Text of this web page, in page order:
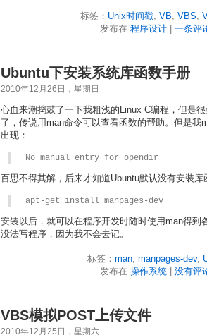
标签： Unix时间戳, VB, VBS,
发布在 程序设计| 一条评
Ubuntu下安装系统库函数手册
2010年12月26日，星期日
心血来潮捣鼓了一下我粗浅的Linux C编程，但是
了，传说用man命令可以查看函数的帮助。但是我
出现：
No manual entry for opendir
百思不得其解，后来才知道Ubuntu默认没有安装
apt-get install manpages-dev
安装以后，就可以在程序开发时随时使用man得到
没法写程序，因为我不会去记。
标签： man, manpages-dev,
发布在 操作系统| 没有评
VBS模拟POST上传文件
2010年12月25日，星期六